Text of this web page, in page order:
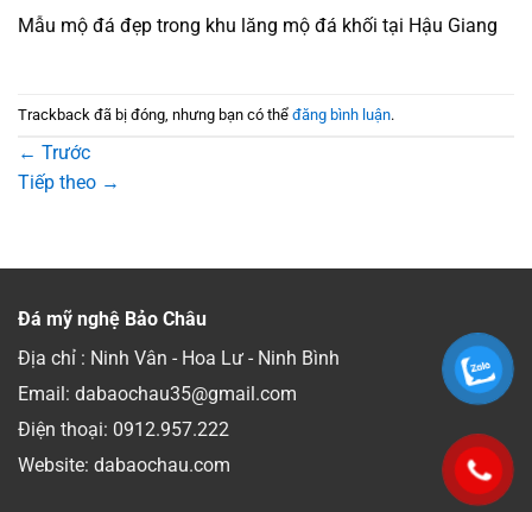
Mẫu mộ đá đẹp trong khu lăng mộ đá khối tại Hậu Giang
Trackback đã bị đóng, nhưng bạn có thể đăng bình luận.
← Trước
Tiếp theo →
Đá mỹ nghệ Bảo Châu
Địa chỉ : Ninh Vân - Hoa Lư - Ninh Bình
Email: dabaochau35@gmail.com
Điện thoại: 0912.957.222
Website: dabaochau.com